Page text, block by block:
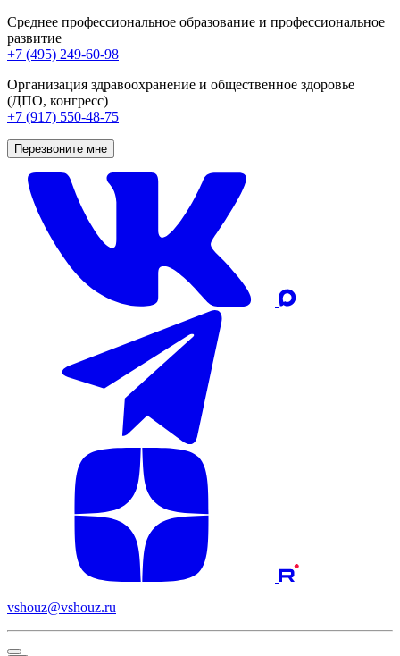
Среднее профессиональное образование и профессиональное
развитие
+7 (495) 249-60-98
Организация здравоохранение и общественное здоровье
(ДПО, конгресс)
+7 (917) 550-48-75
Перезвоните мне
vshouz@vshouz.ru